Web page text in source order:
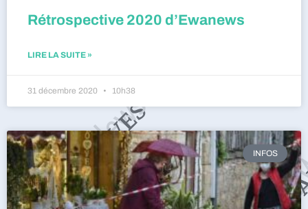
Rétrospective 2020 d’Ewanews
LIRE LA SUITE »
31 décembre 2020 10h38
INFOS